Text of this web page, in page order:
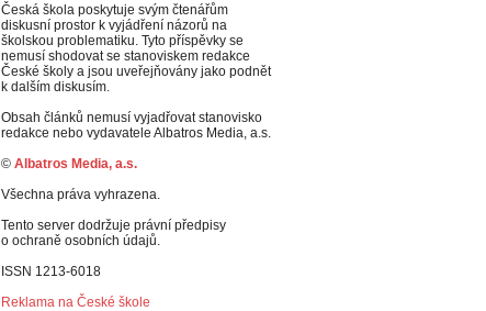
Česká škola poskytuje svým čtenářům
diskusní prostor k vyjádření názorů na
školskou problematiku. Tyto příspěvky se
nemusí shodovat se stanoviskem redakce
České školy a jsou uveřejňovány jako podnět
k dalším diskusím.
Obsah článků nemusí vyjadřovat stanovisko
redakce nebo vydavatele Albatros Media, a.s.
© Albatros Media, a.s.
Všechna práva vyhrazena.
Tento server dodržuje právní předpisy
o ochraně osobních údajů.
ISSN 1213-6018
Reklama na České škole